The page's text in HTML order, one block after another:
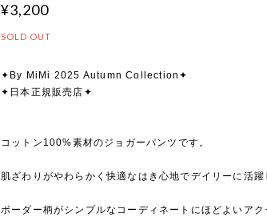
¥3,200
SOLD OUT
✦By MiMi 2025 Autumn Collection✦
✦日本正規販売店✦
コットン100%素材のジョガーパンツです。
肌ざわりがやわらかく快適なはき心地でデイリーに活躍
ボーダー柄がシンプルなコーディネートにほどよいア